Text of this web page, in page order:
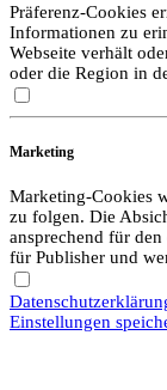
Präferenz-Cookies
Informationen zu
Webseite verhält
oder die Region in
Marketing
Marketing-Cookies
zu folgen. Die
ansprechend für
für Publisher und
Einstellungen